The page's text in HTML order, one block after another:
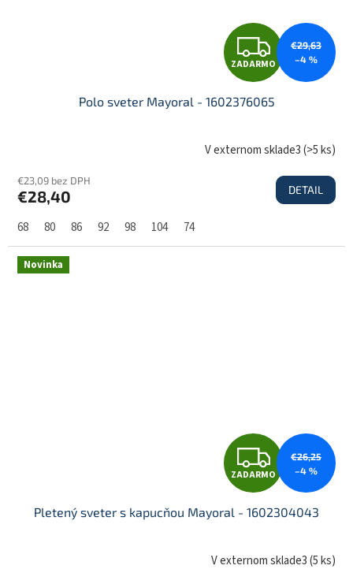
Z
A
D
A
R
ZADARMO
€29,63
–4 %
Polo sveter Mayoral - 1602376065
V externom sklade3(>5 ks)
€23,09 bez DPH
€28,40 DETAIL
68 80 86 92 98 104 74
Novinka
Z
A
D
ZADARMO
€26,25
–4 %
Pletený sveter s kapucňou Mayoral - 1602304043
V externom sklade3(5 ks)